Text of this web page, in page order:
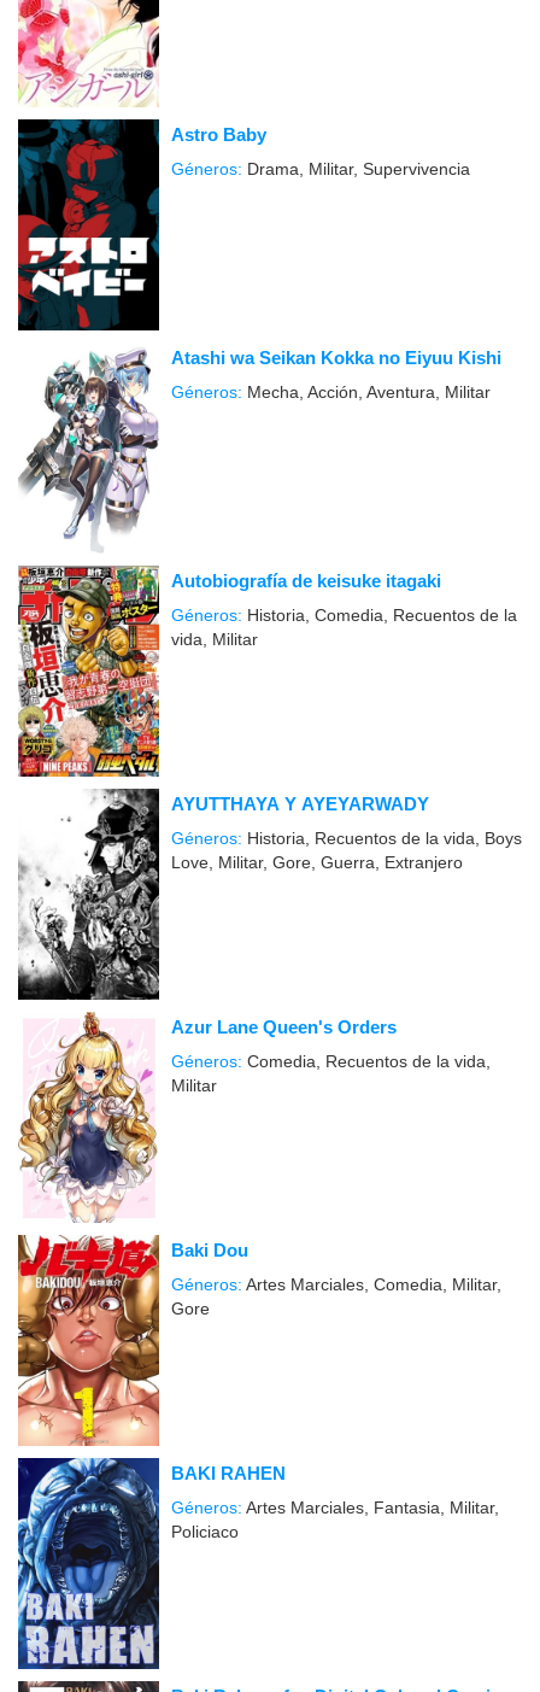
Astro Baby
Géneros: Drama, Militar, Supervivencia
Atashi wa Seikan Kokka no Eiyuu Kishi
Géneros: Mecha, Acción, Aventura, Militar
Autobiografía de keisuke itagaki
Géneros: Historia, Comedia, Recuentos de la
vida, Militar
AYUTTHAYA Y AYEYARWADY
Géneros: Historia, Recuentos de la vida, Boys
Love, Militar, Gore, Guerra, Extranjero
Azur Lane Queen's Orders
Géneros: Comedia, Recuentos de la vida,
Militar
Baki Dou
Géneros: Artes Marciales, Comedia, Militar,
Gore
BAKI RAHEN
Géneros: Artes Marciales, Fantasia, Militar,
Policiaco